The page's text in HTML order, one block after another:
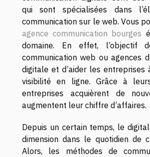
qui sont spécialisées dans
communication sur le web. Vous
agence communication bourges
domaine. En effet, l’objectif
communication web ou agences
digitale et d’aider les entreprises
visibilité en ligne. Grâce à
entreprises acquièrent de
augmentent leur chiffre d’affaires.
Depuis un certain temps, le
dimension dans le quotidien de
Alors, les méthodes de